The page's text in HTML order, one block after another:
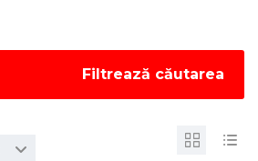
Filtrează căutarea